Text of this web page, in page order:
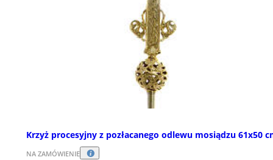
Krzyż procesyjny z pozłacanego odlewu mosiądzu 61x50
NA ZAMÓWIENIE